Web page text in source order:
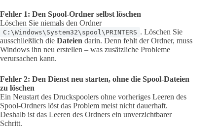
Fehler 1: Den Spool-Ordner selbst löschen
Löschen Sie niemals den Ordner
C:\Windows\System32\spool\PRINTERS . Löschen Sie
ausschließlich die Dateien darin. Denn fehlt der Ordner, muss
Windows ihn neu erstellen – was zusätzliche Probleme
verursachen kann.
Fehler 2: Den Dienst neu starten, ohne die Spool-Dateien
zu löschen
Ein Neustart des Druckspoolers ohne vorheriges Leeren des
Spool-Ordners löst das Problem meist nicht dauerhaft.
Deshalb ist das Leeren des Ordners ein unverzichtbarer
Schritt.